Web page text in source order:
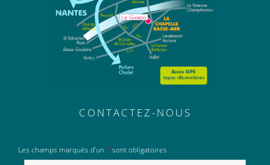
CONTACTEZ-NOUS
Les champs marqués d’un * sont obligatoires